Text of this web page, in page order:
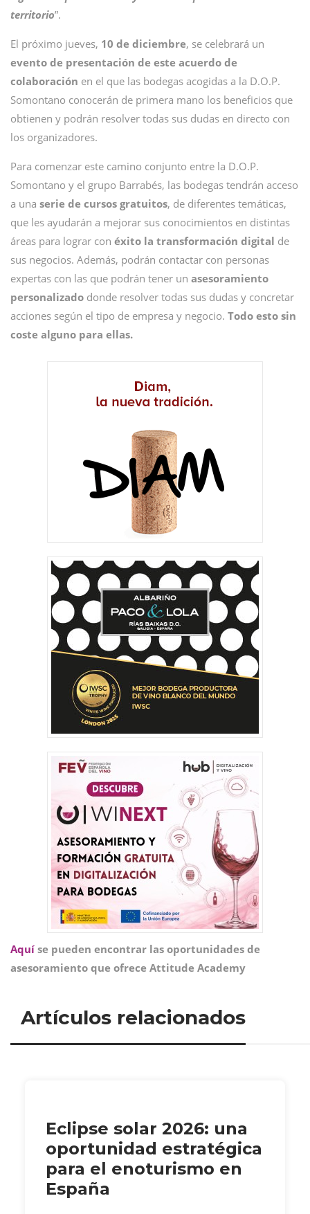
territorio”.
El próximo jueves, 10 de diciembre, se celebrará un
evento de presentación de este acuerdo de
colaboración en el que las bodegas acogidas a la D.O.P.
Somontano conocerán de primera mano los beneficios que
obtienen y podrán resolver todas sus dudas en directo con
los organizadores.
Para comenzar este camino conjunto entre la D.O.P.
Somontano y el grupo Barrabés, las bodegas tendrán acceso
a una serie de cursos gratuitos, de diferentes temáticas,
que les ayudarán a mejorar sus conocimientos en distintas
áreas para lograr con éxito la transformación digital de
sus negocios. Además, podrán contactar con personas
expertas con las que podrán tener un asesoramiento
personalizado donde resolver todas sus dudas y concretar
acciones según el tipo de empresa y negocio. Todo esto sin
coste alguno para ellas.
Aquí se pueden encontrar las oportunidades de
asesoramiento que ofrece Attitude Academy
Artículos relacionados
Eclipse solar 2026: una
oportunidad estratégica
para el enoturismo en
España